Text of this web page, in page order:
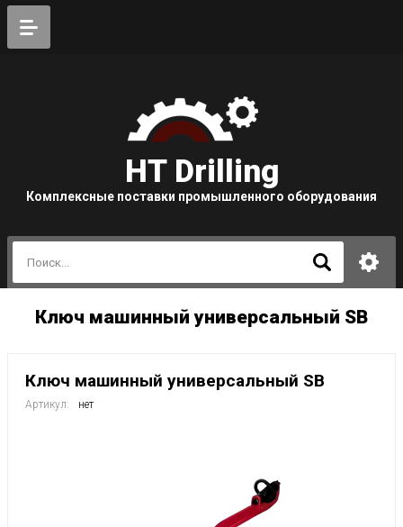
HT Drilling
Комплексные поставки промышленного оборудования
Ключ машинный универсальный SB
Ключ машинный универсальный SB
Артикул: нет